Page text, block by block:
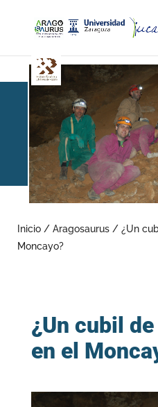
Inicio / Aragosaurus / ¿Un
Moncayo?
¿Un cubil
en el